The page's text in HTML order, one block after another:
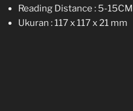
Reading Distance : 5-15CM
Ukuran : 117 x 117 x 21 mm